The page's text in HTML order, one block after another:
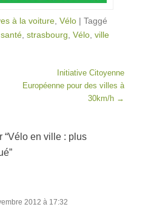
à la voiture, Vélo | Taggé
santé, strasbourg, Vélo, ville
Initiative Citoyenne
Européenne pour des villes à
30km/h →
“Vélo en ville : plus
”
2012 à 17:32